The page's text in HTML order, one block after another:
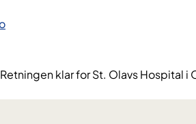
Retningen klar for St. Olavs Hospital i